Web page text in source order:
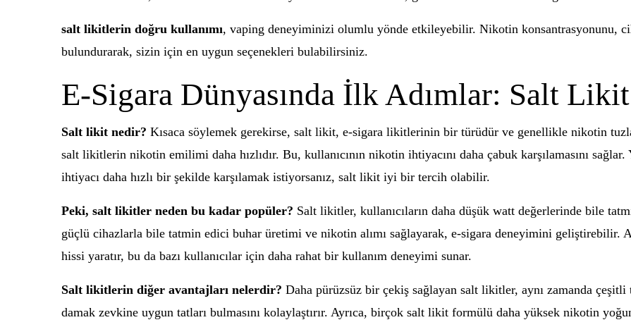
salt likitlerin doğru kullanımı, vaping deneyiminizi olumlu yönde etkileyebilir. Nikotin konsantrasyonunu,
bulundurarak, sizin için en uygun seçenekleri bulabilirsiniz.
E-Sigara Dünyasında İlk Adımlar: Salt Likit
Salt likit nedir? Kısaca söylemek gerekirse, salt likit, e-sigara likitlerinin bir türüdür ve genellikle nikotin
salt likitlerin nikotin emilimi daha hızlıdır. Bu, kullanıcının nikotin ihtiyacını daha çabuk karşılamasını
ihtiyacı daha hızlı bir şekilde karşılamak istiyorsanız, salt likit iyi bir tercih olabilir.
Peki, salt likitler neden bu kadar popüler? Salt likitler, kullanıcıların daha düşük watt değerlerinde bile
güçlü cihazlarla bile tatmin edici buhar üretimi ve nikotin alımı sağlayarak, e-sigara deneyimini geliştirebilir.
hissi yaratır, bu da bazı kullanıcılar için daha rahat bir kullanım deneyimi sunar.
Salt likitlerin diğer avantajları nelerdir? Daha pürüzsüz bir çekiş sağlayan salt likitler, aynı zamanda
damak zevkine uygun tatları bulmasını kolaylaştırır. Ayrıca, birçok salt likit formülü daha yüksek nikotin